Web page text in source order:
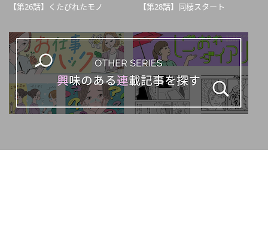
【第26話】くたびれたモノ 【第28話】同棲スタート